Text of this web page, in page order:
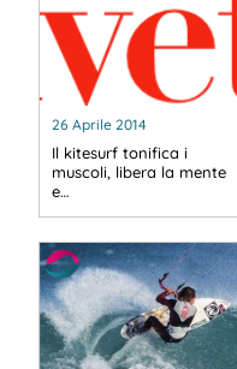
26 Aprile 2014
Il kitesurf tonifica i
muscoli, libera la mente
e…